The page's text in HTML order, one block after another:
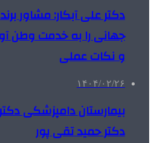
دکتر علی آبکار: مشاور
جهانی را به خدمت وطن
و نکات عملی
۱۴۰۴/۰۲/۲۶
بیمارستان دامپزشکی
دکتر حمید تقی پور